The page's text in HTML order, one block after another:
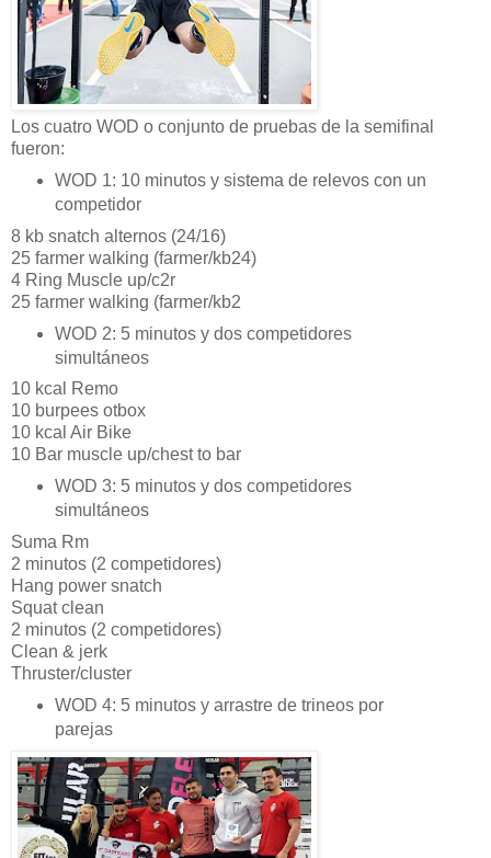
Los cuatro WOD o conjunto de pruebas de la semifinal
fueron:
WOD 1: 10 minutos y sistema de relevos con un
competidor
8 kb snatch alternos (24/16)
25 farmer walking (farmer/kb24)
4 Ring Muscle up/c2r
25 farmer walking (farmer/kb2
WOD 2: 5 minutos y dos competidores
simultáneos
10 kcal Remo
10 burpees otbox
10 kcal Air Bike
10 Bar muscle up/chest to bar
WOD 3: 5 minutos y dos competidores
simultáneos
Suma Rm
2 minutos (2 competidores)
Hang power snatch
Squat clean
2 minutos (2 competidores)
Clean & jerk
Thruster/cluster
WOD 4: 5 minutos y arrastre de trineos por
parejas